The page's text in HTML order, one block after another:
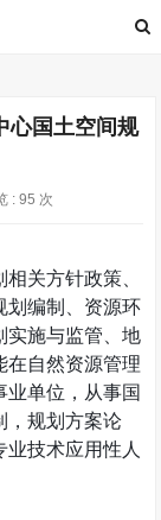
心国土空间规
: 95 次
关方针政策、
划编制、资源环
实施与监管、地
在自然资源管理
单位，从事国
，规划方案论
技术应用性人